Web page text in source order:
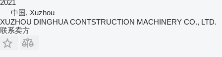
2021
中国, Xuzhou
XUZHOU DINGHUA CONTSTRUCTION MACHINERY CO., LTD.
联系卖方